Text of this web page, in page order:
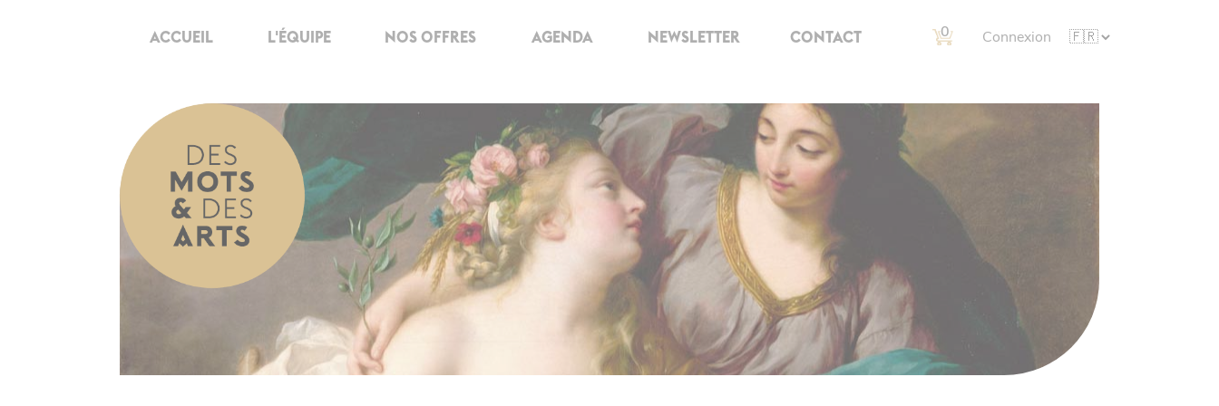
ACCUEIL L'ÉQUIPE NOS OFFRES AGENDA NEWSLETTER CONTACT 0 Connexion